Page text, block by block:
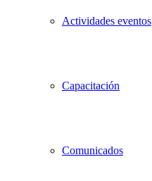
Actividades eventos
Capacitación
Comunicados